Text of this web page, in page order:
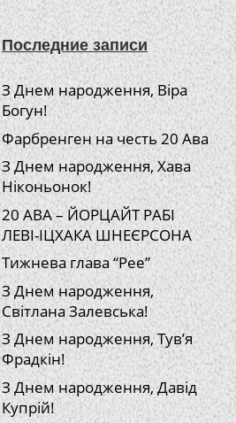
Последние записи
З Днем народження, Віра
Богун!
Фарбренген на честь 20 Ава
З Днем народження, Хава
Ніконьонок!
20 АВА – ЙОРЦАЙТ РАБІ
ЛЕВІ-ІЦХАКА ШНЕЄРСОНА
Тижнева глава “Рее”
З Днем народження,
Світлана Залевська!
З Днем народження, Тув’я
Фрадкін!
З Днем народження, Давід
Купрій!